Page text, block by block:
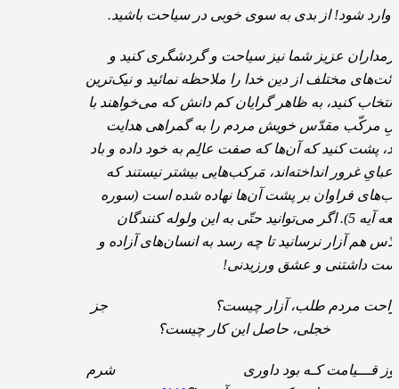
وارد شود! از بدی به سوی خوبی در سیاحت باشید.
عزیز شما نیز سیاحت و گردشگری کنید و
مختلف از دین خدا را ملاحظه نمائید و نیک‌ترین
انتخاب کنید، به ظاهر گرایان کم دانش که می‌خواهند با
مرکّب مقدّس خویش مردم را به گمراهی هدایت
پشت کنید که آن‌ها که صفت عالِم به خود داده و باد
عبایِ غرور انداخته‌اند، مَرکب‌هایی بیشتر نیستند که
فراوان بر پشت آن‌ها نهاده شده است (سوره
جمعه آیه 5). اگر می‌توانید حتّی به این ولوله کنندگان
هم آزار نرسانید تا چه رسد به انسان‌های آزاده و
داشتنی و عشق ورزیدنی!
راحت مردم طلب، آزار چیست؟ جز
خجلی، حاصل این کار چیست؟
قـــیامت کـه بود داوری شرم